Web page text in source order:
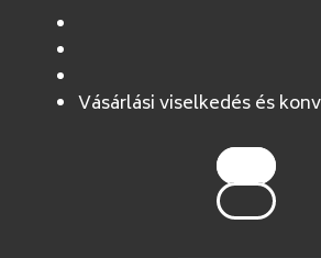
Vásárlási viselkedés és